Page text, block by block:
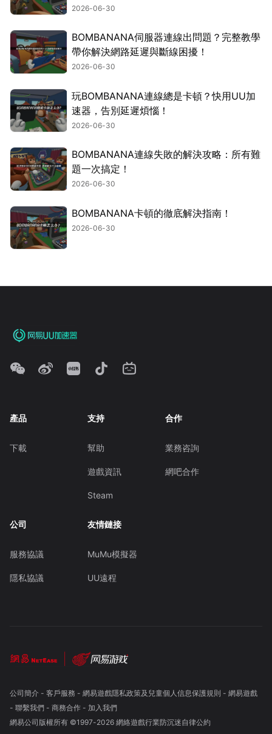
2026-06-30
BOMBANANA伺服器連線出問題？完整教學
帶你解決網路延遲與斷線困擾！
2026-06-30
玩BOMBANANA連線總是卡頓？快用UU加
速器，告別延遲煩惱！
2026-06-30
BOMBANANA連線失敗的解決攻略：所有難
題一次搞定！
2026-06-30
BOMBANANA卡頓的徹底解決指南！
2026-06-30
產品
下載
支持
幫助
遊戲資訊
Steam
合作
業務咨詢
網吧合作
公司
服務協議
隱私協議
友情鏈接
MuMu模擬器
UU遠程
公司簡介- 客戶服務 - 網易遊戲隱私政策及兒童個人信息保護規則 - 網易遊戲
- 聯繫我們- 商務合作- 加入我們
網易公司版權所有 ©1997-2026 網絡遊戲行業防沉迷自律公約